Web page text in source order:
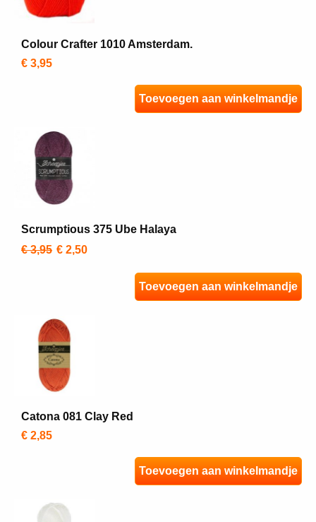
Colour Crafter 1010 Amsterdam.
€ 3,95
Toevoegen aan winkelmandje
Scrumptious 375 Ube Halaya
€ 3,95 € 2,50
Toevoegen aan winkelmandje
Catona 081 Clay Red
€ 2,85
Toevoegen aan winkelmandje